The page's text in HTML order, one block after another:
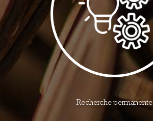
Recherche permanente